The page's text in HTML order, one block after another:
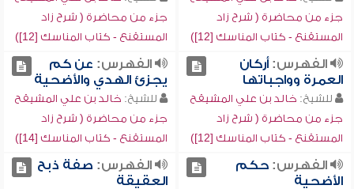
جزء من محاضرة ( شرح زاد
المستقنع - كتاب المناسك [12])
جزء من محاضرة ( شرح زاد
المستقنع - كتاب المناسك [12])
الفهرس:أركان
العمرة وواجباتها
للشيخ: خالد بن علي المشيقح
جزء من محاضرة ( شرح زاد
المستقنع - كتاب المناسك [12])
الفهرس: عن كم
يجزئ الهدي والأضحية
للشيخ: خالد بن علي المشيقح
جزء من محاضرة ( شرح زاد
المستقنع - كتاب المناسك [14])
الفهرس:حكم
الأضحية
الفهرس: صفة ذبح
العقيقة